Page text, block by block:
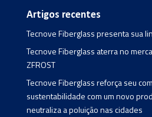
Artigos recentes
Tecnove Fiberglass presenta sua
Tecnove Fiberglass aterra no
ZFROST
Tecnove Fiberglass reforça seu
sustentabilidade com um novo
neutraliza a poluição nas cidades